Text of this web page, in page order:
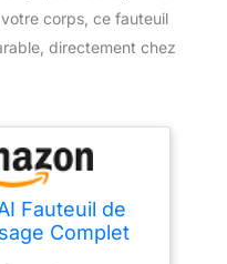
corps, ce fauteuil
directement chez
Fauteuil de
Complet